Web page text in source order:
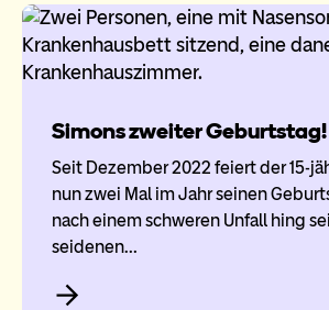
Simons zweiter Geburtstag!
Seit Dezember 2022 feiert der 15-
nun zwei Mal im Jahr seinen
nach einem schweren Unfall hing
seidenen…